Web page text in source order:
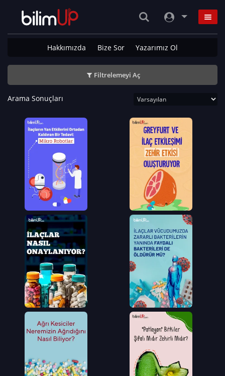
Hakkımızda Bize Sor Yazarımız Ol
Filtrelemeyi Aç
Arama Sonuçları